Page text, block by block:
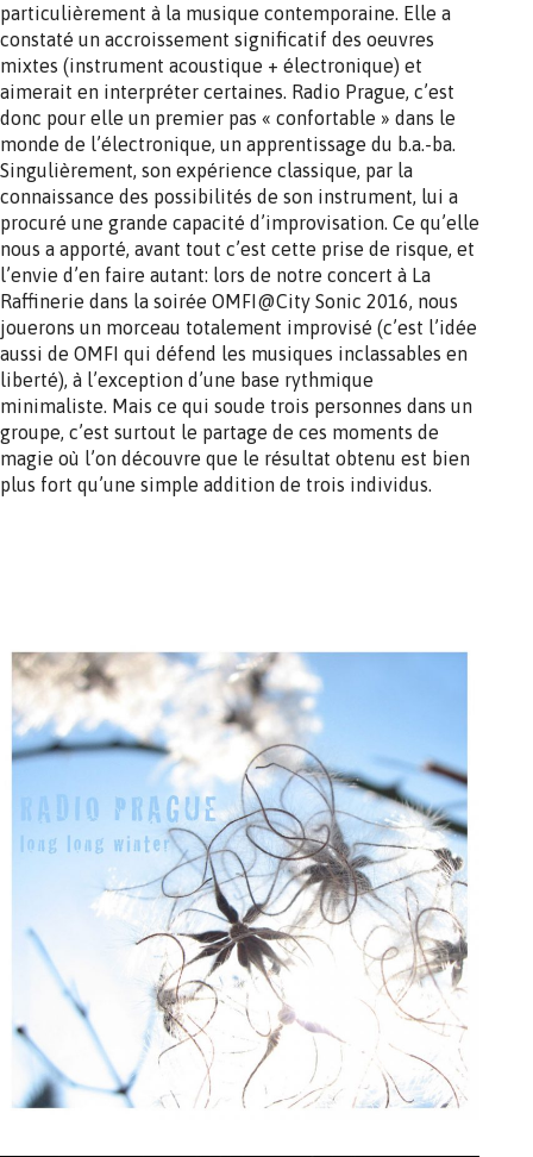
particulièrement à la musique contemporaine. Elle a
constaté un accroissement significatif des oeuvres
mixtes (instrument acoustique + électronique) et
aimerait en interpréter certaines. Radio Prague, c’est
donc pour elle un premier pas « confortable » dans le
monde de l’électronique, un apprentissage du b.a.-ba.
Singulièrement, son expérience classique, par la
connaissance des possibilités de son instrument, lui a
procuré une grande capacité d’improvisation. Ce qu’elle
nous a apporté, avant tout c’est cette prise de risque, et
l’envie d’en faire autant: lors de notre concert à La
Raffinerie dans la soirée OMFI@City Sonic 2016, nous
jouerons un morceau totalement improvisé (c’est l’idée
aussi de OMFI qui défend les musiques inclassables en
liberté), à l’exception d’une base rythmique
minimaliste. Mais ce qui soude trois personnes dans un
groupe, c’est surtout le partage de ces moments de
magie où l’on découvre que le résultat obtenu est bien
plus fort qu’une simple addition de trois individus.